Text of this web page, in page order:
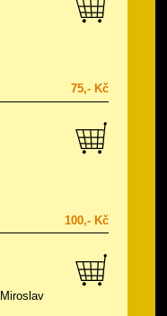
75,- Kč
100,- Kč
Miroslav